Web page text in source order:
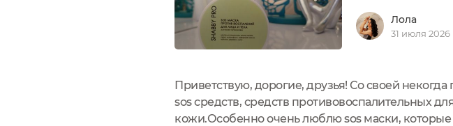
Лола
31 июля 2026
Приветствую, дорогие, друзья! Со своей
sos средств, средств противовоспалительных
кожи.Особенно очень люблю sos маски,